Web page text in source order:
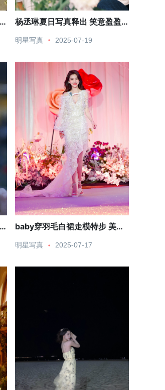
杨丞琳夏日写真释出 笑意盈盈
明星写真 2025-07-19
baby穿羽毛白裙走模特步 美腿
明星写真 2025-07-17